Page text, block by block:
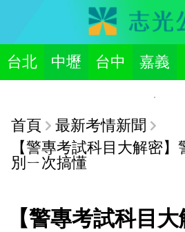
台北 中壢 台中 嘉義
首頁
最新考情新聞
【警專考試科目大解密
別ㄧ次搞懂
【警專考試科目